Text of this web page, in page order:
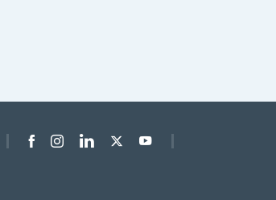
Menu liens sociaux